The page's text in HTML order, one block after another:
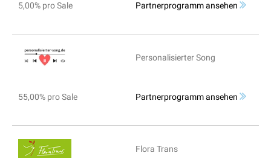
5,00% pro Sale Partnerprogramm ansehen
Personalisierter Song
55,00% pro Sale Partnerprogramm ansehen
Flora Trans